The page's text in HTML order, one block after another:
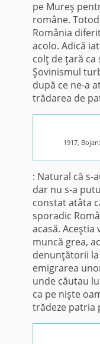
pe Mureş
române.
România
acolo. Adică
colţ de ţară ca
Şovinismul
după ce ne-a
trădarea de
1917,
: Natural că s-
dar nu s-a
constat atâta
sporadic
acasă. Aceştia
muncă grea,
denunţătorii
emigra­rea
unde căutau
ca pe nişte
trădeze patria